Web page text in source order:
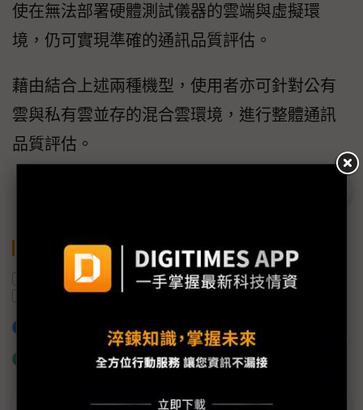
使在無法部署硬體測試儀器的雲端與虛擬環
境，仍可實現準確的通訊品質評估。
藉由結合上述兩種機型，使用者亦可針對公有
雲與私有雲並存的混合雲環境，進行整體通訊
品質評估。
關鍵字
精確 私有雲
虛擬環境
安立知
加入已選取到「關鍵字追蹤」
什麼是「關鍵字追蹤」